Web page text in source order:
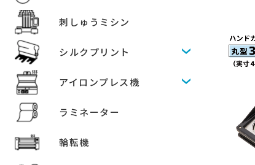
刺しゅうミシン
シルクプリント
アイロンプレス機
ラミネーター
輪転機